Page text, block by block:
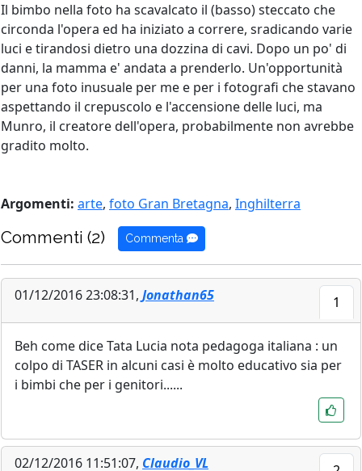
Il bimbo nella foto ha scavalcato il (basso) steccato che
circonda l'opera ed ha iniziato a correre, sradicando varie
luci e tirandosi dietro una dozzina di cavi. Dopo un po' di
danni, la mamma e' andata a prenderlo. Un'opportunità
per una foto inusuale per me e per i fotografi che stavano
aspettando il crepuscolo e l'accensione delle luci, ma
Munro, il creatore dell'opera, probabilmente non avrebbe
gradito molto.
Argomenti: arte, foto Gran Bretagna, Inghilterra
Commenti (2) Commenta
01/12/2016 23:08:31, Jonathan65 1
Beh come dice Tata Lucia nota pedagoga italiana : un
colpo di TASER in alcuni casi è molto educativo sia per
i bimbi che per i genitori......
02/12/2016 11:51:07, Claudio_VL